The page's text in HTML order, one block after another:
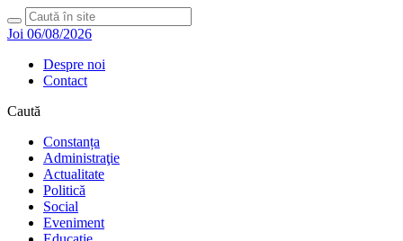
Joi 06/08/2026
Despre noi
Contact
Caută
Constanța
Administraţie
Actualitate
Politică
Social
Eveniment